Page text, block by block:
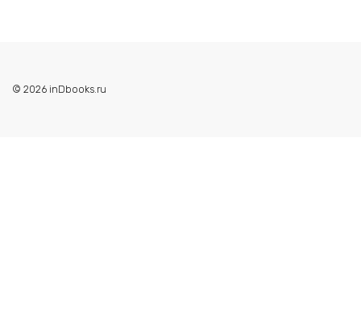
© 2026 inDbooks.ru